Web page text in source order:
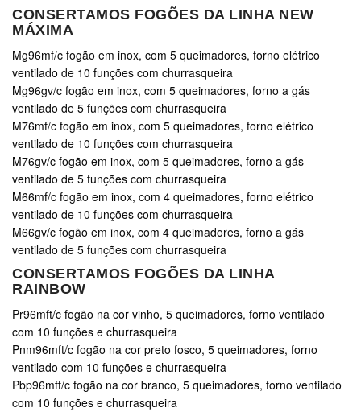
CONSERTAMOS FOGÕES DA LINHA NEW
MÁXIMA
Mg96mf/c fogão em inox, com 5 queimadores, forno elétrico
ventilado de 10 funções com churrasqueira
Mg96gv/c fogão em inox, com 5 queimadores, forno a gás
ventilado de 5 funções com churrasqueira
M76mf/c fogão em inox, com 5 queimadores, forno elétrico
ventilado de 10 funções com churrasqueira
M76gv/c fogão em inox, com 5 queimadores, forno a gás
ventilado de 5 funções com churrasqueira
M66mf/c fogão em inox, com 4 queimadores, forno elétrico
ventilado de 10 funções com churrasqueira
M66gv/c fogão em inox, com 4 queimadores, forno a gás
ventilado de 5 funções com churrasqueira
CONSERTAMOS FOGÕES DA LINHA
RAINBOW
Pr96mft/c fogão na cor vinho, 5 queimadores, forno ventilado
com 10 funções e churrasqueira
Pnm96mft/c fogão na cor preto fosco, 5 queimadores, forno
ventilado com 10 funções e churrasqueira
Pbp96mft/c fogão na cor branco, 5 queimadores, forno ventilado
com 10 funções e churrasqueira